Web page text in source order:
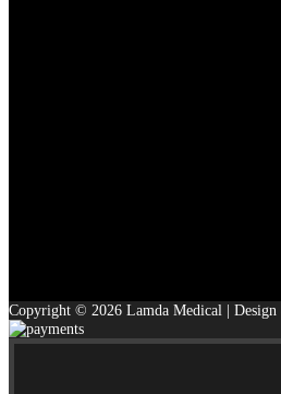
Copyright © 2026 Lamda Medical |